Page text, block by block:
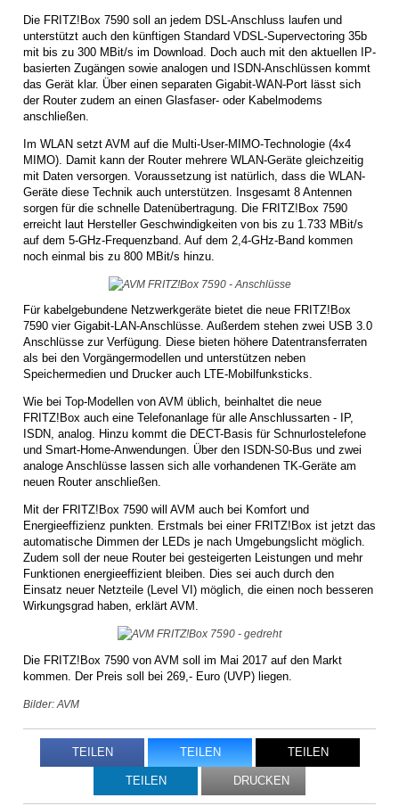
Die FRITZ!Box 7590 soll an jedem DSL-Anschluss laufen und
unterstützt auch den künftigen Standard VDSL-Supervectoring 35b
mit bis zu 300 MBit/s im Download. Doch auch mit den aktuellen IP-
basierten Zugängen sowie analogen und ISDN-Anschlüssen kommt
das Gerät klar. Über einen separaten Gigabit-WAN-Port lässt sich
der Router zudem an einen Glasfaser- oder Kabelmodems
anschließen.
Im WLAN setzt AVM auf die Multi-User-MIMO-Technologie (4x4
MIMO). Damit kann der Router mehrere WLAN-Geräte gleichzeitig
mit Daten versorgen. Voraussetzung ist natürlich, dass die WLAN-
Geräte diese Technik auch unterstützen. Insgesamt 8 Antennen
sorgen für die schnelle Datenübertragung. Die FRITZ!Box 7590
erreicht laut Hersteller Geschwindigkeiten von bis zu 1.733 MBit/s
auf dem 5-GHz-Frequenzband. Auf dem 2,4-GHz-Band kommen
noch einmal bis zu 800 MBit/s hinzu.
Für kabelgebundene Netzwerkgeräte bietet die neue FRITZ!Box
7590 vier Gigabit-LAN-Anschlüsse. Außerdem stehen zwei USB 3.0
Anschlüsse zur Verfügung. Diese bieten höhere Datentransferraten
als bei den Vorgängermodellen und unterstützen neben
Speichermedien und Drucker auch LTE-Mobilfunksticks.
Wie bei Top-Modellen von AVM üblich, beinhaltet die neue
FRITZ!Box auch eine Telefonanlage für alle Anschlussarten - IP,
ISDN, analog. Hinzu kommt die DECT-Basis für Schnurlostelefone
und Smart-Home-Anwendungen. Über den ISDN-S0-Bus und zwei
analoge Anschlüsse lassen sich alle vorhandenen TK-Geräte am
neuen Router anschließen.
Mit der FRITZ!Box 7590 will AVM auch bei Komfort und
Energieeffizienz punkten. Erstmals bei einer FRITZ!Box ist jetzt das
automatische Dimmen der LEDs je nach Umgebungslicht möglich.
Zudem soll der neue Router bei gesteigerten Leistungen und mehr
Funktionen energieeffizient bleiben. Dies sei auch durch den
Einsatz neuer Netzteile (Level VI) möglich, die einen noch besseren
Wirkungsgrad haben, erklärt AVM.
Die FRITZ!Box 7590 von AVM soll im Mai 2017 auf den Markt
kommen. Der Preis soll bei 269,- Euro (UVP) liegen.
Bilder: AVM
TEILEN TEILEN TEILEN
TEILEN DRUCKEN